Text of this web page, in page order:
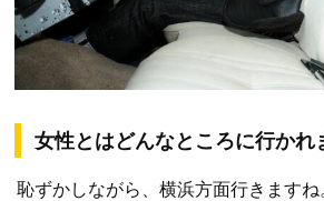
女性とはどんなところに行かれ
恥ずかしながら、横浜方面行きます